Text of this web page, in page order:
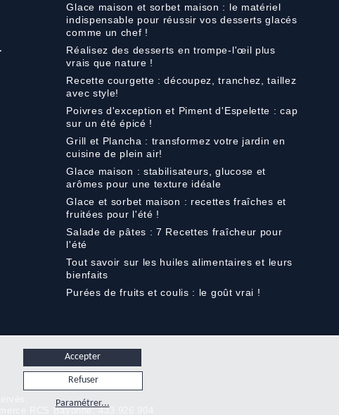
Glace maison et sorbet maison : le matériel
indispensable pour réussir vos desserts glacés
comme un chef !
Réalisez des desserts en trompe-l'œil plus
vrais que nature !
Recette courgette : découpez, tranchez, taillez
avec style!
Poivres d'exception et Piment d'Espelette : cap
sur un été épicé !
Grill et Plancha : transformez votre jardin en
cuisine de plein air!
Glace maison : stabilisateurs, glucose et
arômes pour une texture idéale
Glace et sorbet maison : recettes fraîches et
fruitées pour l'été !
Salade de pâtes : 7 Recettes fraîcheur pour
l'été
Tout savoir sur les huiles alimentaires et leurs
bienfaits
Purées de fruits et coulis : le goût vrai !
Accepter
Refuser
Paramétrer...